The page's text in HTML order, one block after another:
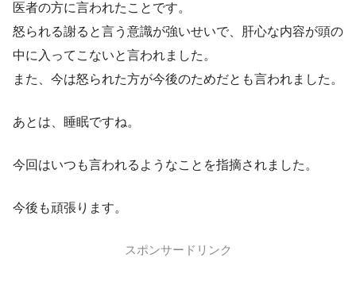
医者の方に言われたことです。
怒られる謝ると言う意識が強いせいで、肝心な内容が頭の
中に入ってこないと言われました。
また、今は怒られた方が今後のためだとも言われました。
あとは、睡眠ですね。
今回はいつも言われるようなことを指摘されました。
今後も頑張ります。
スポンサードリンク